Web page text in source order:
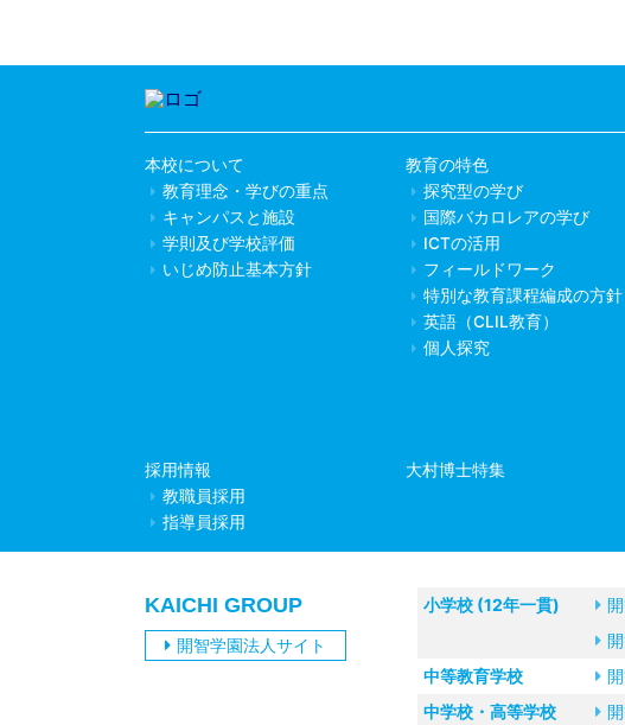
本校について
教育理念・学びの重点
キャンパスと施設
学則及び学校評価
いじめ防止基本方針
教育の特色
探究型の学び
国際バカロレアの学び
ICTの活用
フィールドワーク
特別な教育課程編成の方針
英語（CLIL教育）
個人探究
採用情報
教職員採用
指導員採用
大村博士特集
KAICHI GROUP
開智学園法人サイト
小学校 (12年一貫)
中等教育学校
中学校・高等学校